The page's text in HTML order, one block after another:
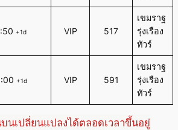
+1d VIP 517
เขมราฐ
รุ่งเรือง
ทัวร์
+1d VIP 591
เขมราฐ
รุ่งเรือง
ทัวร์
นเปลี่ยนแปลงได้ตลอดเวลาขึ้นอยู่